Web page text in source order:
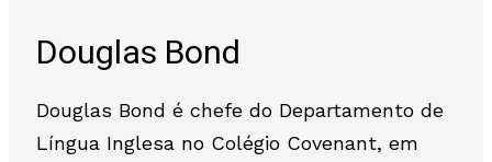
Douglas Bond
Douglas Bond é chefe do Departamento de
Língua Inglesa no Colégio Covenant, em